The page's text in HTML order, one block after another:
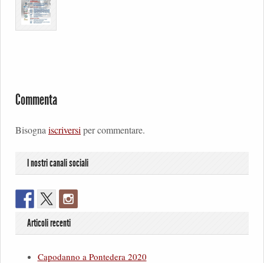
Commenta
Bisogna iscriversi per commentare.
I nostri canali sociali
Articoli recenti
Capodanno a Pontedera 2020